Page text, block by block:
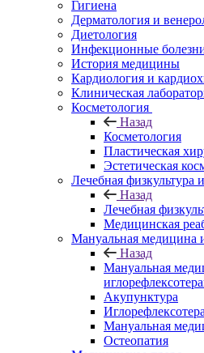
Гигиена
Дерматология и
Диетология
Инфекционные
История медицины
Кардиология и
Клиническая
Косметология
Назад
Косметология
Пластическая
Эстетическая
Лечебная физкультура
Назад
Лечебная
Медицинская
Мануальная медицина
Назад
Мануальная
Акупунктура
Мануальная
Остеопатия